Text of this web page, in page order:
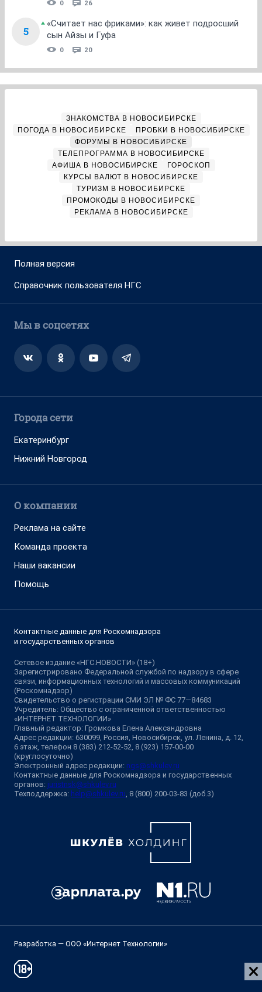
0 26
5
«Считает нас фриками»: как живет подросший
сын Айзы и Гуфа
0 20
ЗНАКОМСТВА В НОВОСИБИРСКЕ
ПОГОДА В НОВОСИБИРСКЕ
ПРОБКИ В НОВОСИБИРСКЕ
ФОРУМЫ В НОВОСИБИРСКЕ
ТЕЛЕПРОГРАММА В НОВОСИБИРСКЕ
АФИША В НОВОСИБИРСКЕ
ГОРОСКОП
КУРСЫ ВАЛЮТ В НОВОСИБИРСКЕ
ТУРИЗМ В НОВОСИБИРСКЕ
ПРОМОКОДЫ В НОВОСИБИРСКЕ
РЕКЛАМА В НОВОСИБИРСКЕ
Полная версия
Справочник пользователя НГС
Мы в соцсетях
Города сети
Екатеринбург
Нижний Новгород
О компании
Реклама на сайте
Команда проекта
Наши вакансии
Помощь
Контактные данные для Роскомнадзора
и государственных органов
Сетевое издание «НГС.НОВОСТИ» (18+)
Зарегистрировано Федеральной службой по надзору в сфере
связи, информационных технологий и массовых коммуникаций
(Роскомнадзор)
Свидетельство о регистрации СМИ ЭЛ № ФС 77—84683
Учредитель: Общество с ограниченной ответственностью
«ИНТЕРНЕТ ТЕХНОЛОГИИ»
Главный редактор: Громкова Елена Александровна
Адрес редакции: 630099, Россия, Новосибирск, ул. Ленина, д. 12,
6 этаж, телефон 8 (383) 212-52-52, 8 (923) 157-00-00
(круглосуточно)
Электронный адрес редакции: ngs@shkulev.ru
Контактные данные для Роскомнадзора и государственных
органов: juristnsk@shkulev.ru
Техподдержка: help@shkulev.ru , 8 (800) 200-03-83 (доб.3)
Разработка — ООО «Интернет Технологии»